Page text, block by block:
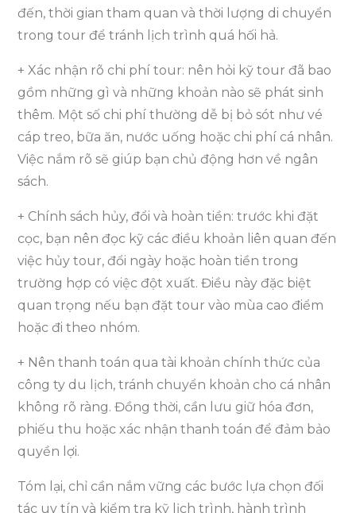
đến, thời gian tham quan và thời lượng di chuyển
trong tour để tránh lịch trình quá hối hả.
+ Xác nhận rõ chi phí tour: nên hỏi kỹ tour đã bao
gồm những gì và những khoản nào sẽ phát sinh
thêm. Một số chi phí thường dễ bị bỏ sót như vé
cáp treo, bữa ăn, nước uống hoặc chi phí cá nhân.
Việc nắm rõ sẽ giúp bạn chủ động hơn về ngân
sách.
+ Chính sách hủy, đổi và hoàn tiền: trước khi đặt
cọc, bạn nên đọc kỹ các điều khoản liên quan đến
việc hủy tour, đổi ngày hoặc hoàn tiền trong
trường hợp có việc đột xuất. Điều này đặc biệt
quan trọng nếu bạn đặt tour vào mùa cao điểm
hoặc đi theo nhóm.
+ Nên thanh toán qua tài khoản chính thức của
công ty du lịch, tránh chuyển khoản cho cá nhân
không rõ ràng. Đồng thời, cần lưu giữ hóa đơn,
phiếu thu hoặc xác nhận thanh toán để đảm bảo
quyền lợi.
Tóm lại, chỉ cần nắm vững các bước lựa chọn đối
tác uy tín và kiểm tra kỹ lịch trình, hành trình